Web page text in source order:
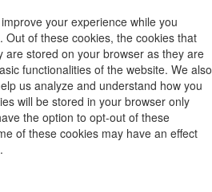
your experience while you
Out of these cookies, the cookies that
are stored on your browser as they are
functionalities of the website. We also
us analyze and understand how you
will be stored in your browser only
the option to opt-out of these
of these cookies may have an effect